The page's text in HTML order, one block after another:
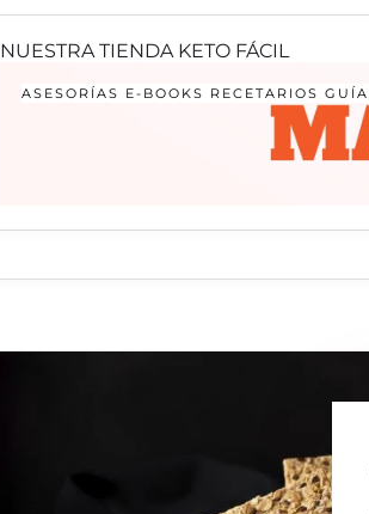
NUESTRA TIENDA KETO FÁCIL
ASESORÍAS E-BOOKS RECETARIOS